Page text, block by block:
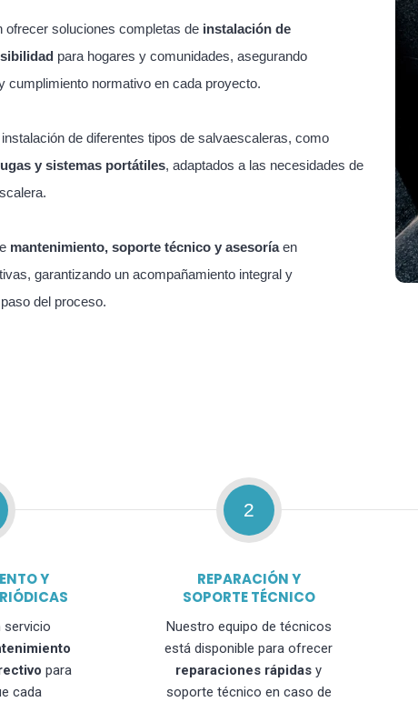
ofrecer soluciones completas de instalación de
para hogares y comunidades, asegurando
cumplimiento normativo en cada proyecto.
de diferentes tipos de salvaescaleras, como
y sistemas portátiles, adaptados a las necesidades de
mantenimiento, soporte técnico y asesoríaen
garantizando un acompañamiento integral y
del proceso.
Y
servicio
para
cada
2
REPARACIÓN Y
SOPORTE TÉCNICO
Nuestro equipo de técnicos
está disponible para ofrecer
reparaciones rápidas y
soporte técnico en caso de